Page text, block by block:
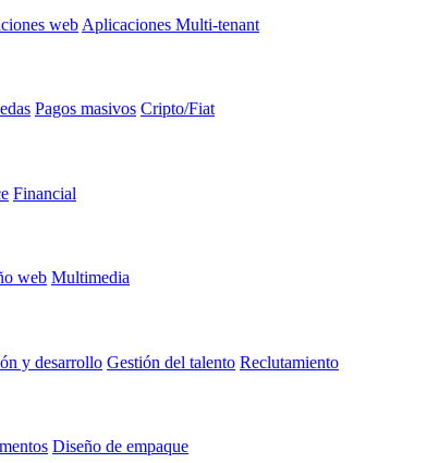
web Aplicaciones Multi-tenant
Pagos masivos Cripto/Fiat
Financial
web Multimedia
y desarrollo Gestión del talento Reclutamiento
Diseño de empaque